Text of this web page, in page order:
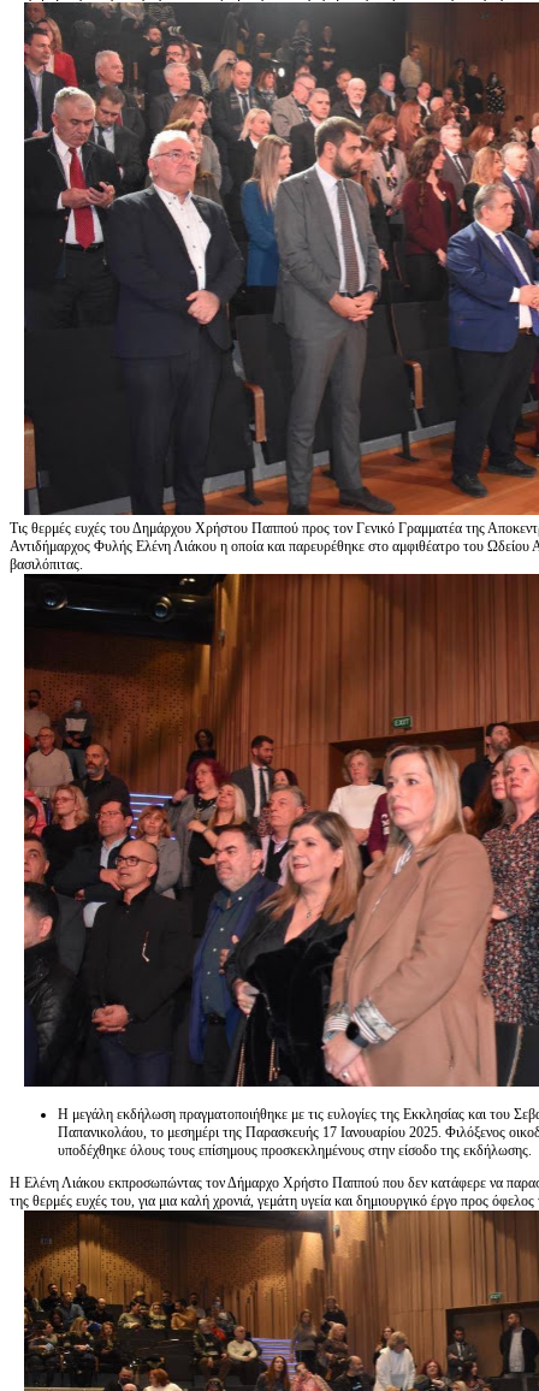
Τις θερμές ευχές του Δημάρχου Χρήστου Παππού προς τον Γενικό Γραμματέα της
Αντιδήμαρχος Φυλής Ελένη Λιάκου η οποία και παρευρέθηκε στο αμφιθέατρο του Ωδείου
βασιλόπιτας.
Η μεγάλη εκδήλωση πραγματοποιήθηκε με τις ευλογίες της Εκκλησίας και του
Παπανικολάου, το μεσημέρι της Παρασκευής 17 Ιανουαρίου 2025. Φιλόξενος
υποδέχθηκε όλους τους επίσημους προσκεκλημένους στην είσοδο της εκδήλωσης.
Η Ελένη Λιάκου εκπροσωπώντας τον Δήμαρχο Χρήστο Παππού που δεν κατάφερε να
της θερμές ευχές του, για μια καλή χρονιά, γεμάτη υγεία και δημιουργικό έργο προς